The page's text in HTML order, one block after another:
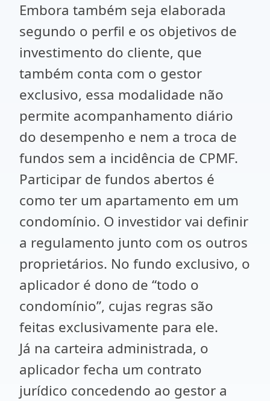
Embora também seja elaborada
segundo o perfil e os objetivos de
investimento do cliente, que
também conta com o gestor
exclusivo, essa modalidade não
permite acompanhamento diário
do desempenho e nem a troca de
fundos sem a incidência de CPMF.
Participar de fundos abertos é
como ter um apartamento em um
condomínio. O investidor vai definir
a regulamento junto com os outros
proprietários. No fundo exclusivo, o
aplicador é dono de “todo o
condomínio”, cujas regras são
feitas exclusivamente para ele.
Já na carteira administrada, o
aplicador fecha um contrato
jurídico concedendo ao gestor a